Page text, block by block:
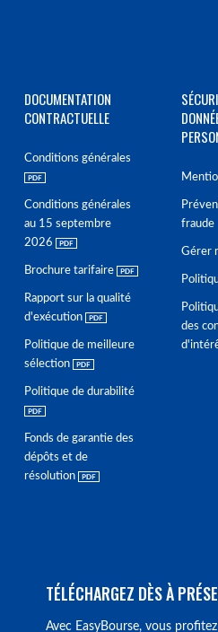
DOCUMENTATION
CONTRACTUELLE
Conditions générales
Conditions générales
au 15 septembre
2026
Brochure tarifaire
Rapport sur la qualité
d'exécution
Politique de meilleure
sélection
Politique de durabilité
Fonds de garantie des
dépôts et de
résolution
fraude
Gérer
des
TÉLÉCHARGEZ DÈS À
Avec EasyBourse, vous